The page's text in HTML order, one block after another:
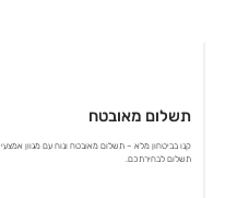
תשלום מאובטח
קנו בביטחון מלא – תשלום מאובטח ונוח עם מגוון אמצעי
תשלום לבחירתכם.